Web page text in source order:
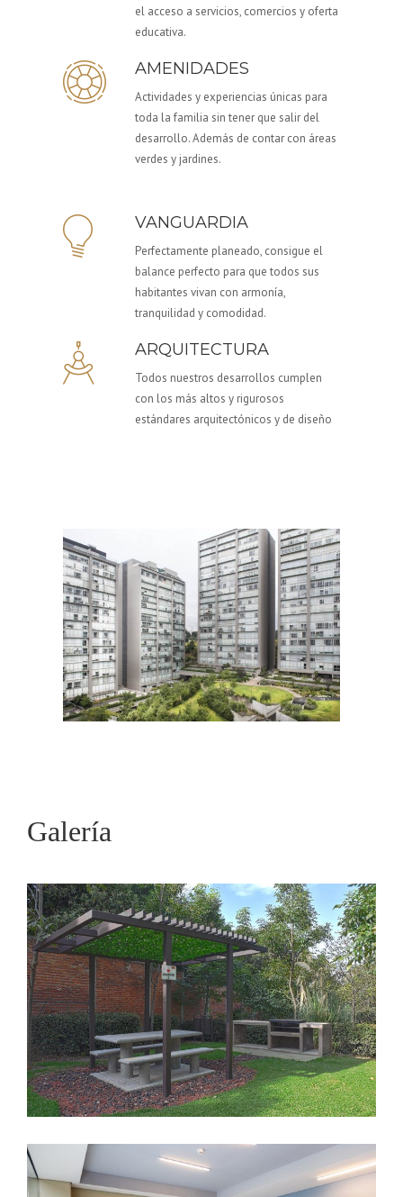
el acceso a servicios, comercios y oferta
educativa.
AMENIDADES
Actividades y experiencias únicas para
toda la familia sin tener que salir del
desarrollo. Además de contar con áreas
verdes y jardines.
VANGUARDIA
Perfectamente planeado, consigue el
balance perfecto para que todos sus
habitantes vivan con armonía,
tranquilidad y comodidad.
ARQUITECTURA
Todos nuestros desarrollos cumplen
con los más altos y rigurosos
estándares arquitectónicos y de diseño
Galería